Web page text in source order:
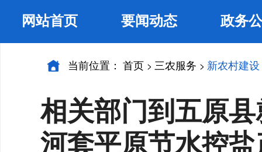
网站首页 要闻动态 政务
当前位置： 首页 > 三农服务 > 新农村建设
相关部门到五原
河套平原节水控